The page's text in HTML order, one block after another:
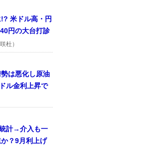
米ドル高・円
円の大台打診
杜）
は悪化し原油
ル金利上昇で
計→介入も一
？9月利上げ